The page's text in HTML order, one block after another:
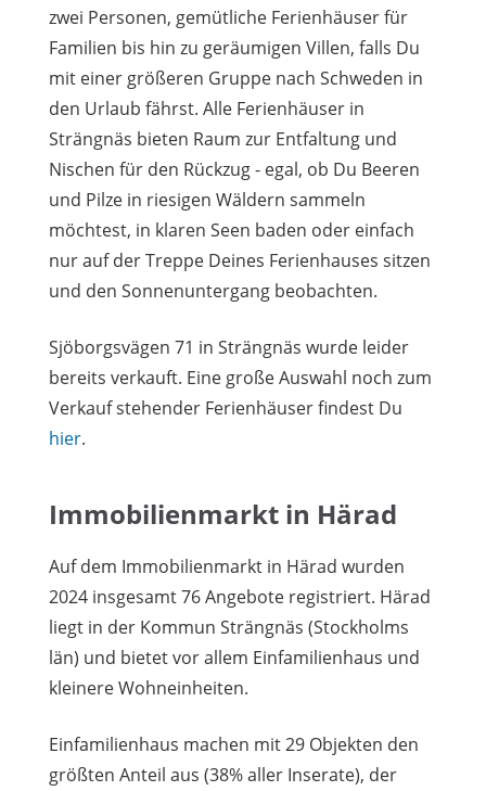
zwei Personen, gemütliche Ferienhäuser für
Familien bis hin zu geräumigen Villen, falls Du
mit einer größeren Gruppe nach Schweden in
den Urlaub fährst. Alle Ferienhäuser in
Strängnäs bieten Raum zur Entfaltung und
Nischen für den Rückzug - egal, ob Du Beeren
und Pilze in riesigen Wäldern sammeln
möchtest, in klaren Seen baden oder einfach
nur auf der Treppe Deines Ferienhauses sitzen
und den Sonnenuntergang beobachten.
Sjöborgsvägen 71 in Strängnäs wurde leider
bereits verkauft. Eine große Auswahl noch zum
Verkauf stehender Ferienhäuser findest Du
hier.
Immobilienmarkt in Härad
Auf dem Immobilienmarkt in Härad wurden
2024 insgesamt 76 Angebote registriert. Härad
liegt in der Kommun Strängnäs (Stockholms
län) und bietet vor allem Einfamilienhaus und
kleinere Wohneinheiten.
Einfamilienhaus machen mit 29 Objekten den
größten Anteil aus (38% aller Inserate), der